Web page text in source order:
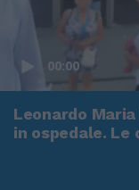
00:00
Leonardo
in ospedale.